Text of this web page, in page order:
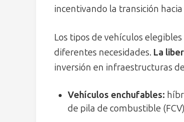
incentivando la transición
Los tipos de vehículos
diferentes necesidades. La
inversión en infraestructuras
Vehículos enchufables:
de pila de combustible